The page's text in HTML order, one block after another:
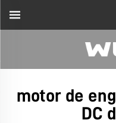
motor de
DC